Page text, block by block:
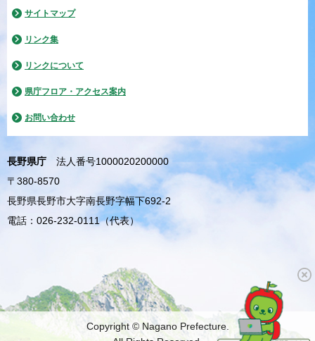
サイトマップ
リンク集
リンクについて
県庁フロア・アクセス案内
お問い合わせ
長野県庁
法人番号1000020200000
〒380-8570
長野県長野市大字南長野字幅下692-2
電話：026-232-0111（代表）
Copyright © Nagano Prefecture.